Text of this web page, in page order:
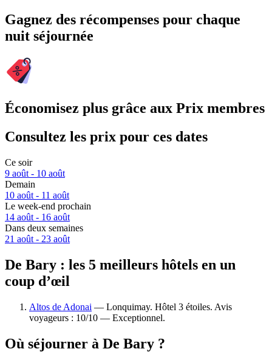
Gagnez des récompenses pour chaque
nuit séjournée
Économisez plus grâce aux Prix membres
Consultez les prix pour ces dates
Ce soir
9 août - 10 août
Demain
10 août - 11 août
Le week-end prochain
14 août - 16 août
Dans deux semaines
21 août - 23 août
De Bary : les 5 meilleurs hôtels en un
coup d’œil
Altos de Adonai — Lonquimay. Hôtel 3 étoiles. Avis
voyageurs : 10/10 — Exceptionnel.
Où séjourner à De Bary ?